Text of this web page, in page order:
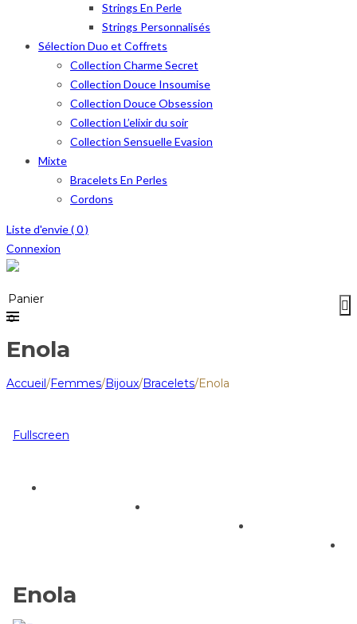
Strings En Perle
Strings Personnalisés
Sélection Duo et Coffrets
Collection Charme Secret
Collection Douce Insoumise
Collection Douce Obsession
Collection L’elixir du soir
Collection Sensuelle Evasion
Mixte
Bracelets En Perles
Cordons
Liste d'envie (0)
Connexion
Panier
0
Enola
Accueil/Femmes/Bijoux/Bracelets/Enola
Fullscreen
Enola